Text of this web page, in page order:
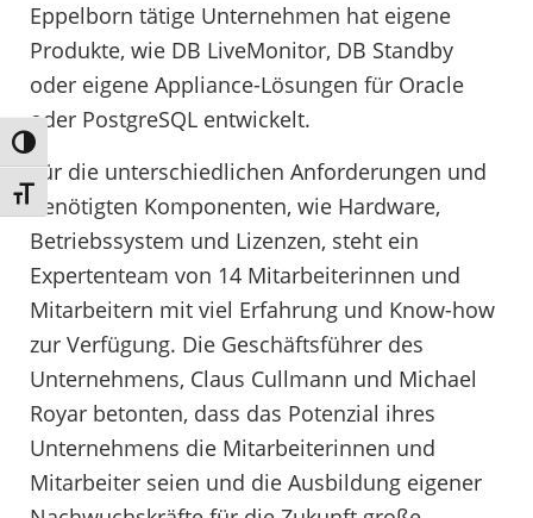
Umschalten auf hohe Kontraste
Schrift vergrößern
Eppelborn tätige Unternehmen hat eigene
Produkte, wie DB LiveMonitor, DB Standby
oder eigene Appliance-Lösungen für Oracle
oder PostgreSQL entwickelt.
Für die unterschiedlichen Anforderungen und
benötigten Komponenten, wie Hardware,
Betriebssystem und Lizenzen, steht ein
Expertenteam von 14 Mitarbeiterinnen und
Mitarbeitern mit viel Erfahrung und Know-how
zur Verfügung. Die Geschäftsführer des
Unternehmens, Claus Cullmann und Michael
Royar betonten, dass das Potenzial ihres
Unternehmens die Mitarbeiterinnen und
Mitarbeiter seien und die Ausbildung eigener